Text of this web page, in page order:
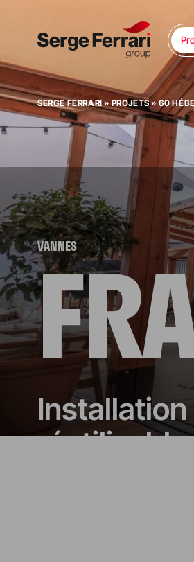
SERGE FERRARI»PROJETS» 60
VANNES